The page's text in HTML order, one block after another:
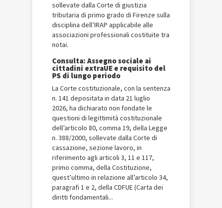
sollevate dalla Corte di giustizia
tributaria di primo grado di Firenze sulla
disciplina dell’IRAP applicabile alle
associazioni professionali costituite tra
notai.
Consulta: Assegno sociale ai
cittadini extraUE e requisito del
PS di lungo periodo
La Corte costituzionale, con la sentenza
n. 141 depositata in data 21 luglio
2026, ha dichiarato non fondate le
questioni di legittimità costituzionale
dell’articolo 80, comma 19, della Legge
n. 388/2000, sollevate dalla Corte di
cassazione, sezione lavoro, in
riferimento agli articoli 3, 11 e 117,
primo comma, della Costituzione,
quest’ultimo in relazione all’articolo 34,
paragrafi 1 e 2, della CDFUE (Carta dei
diritti fondamentali...